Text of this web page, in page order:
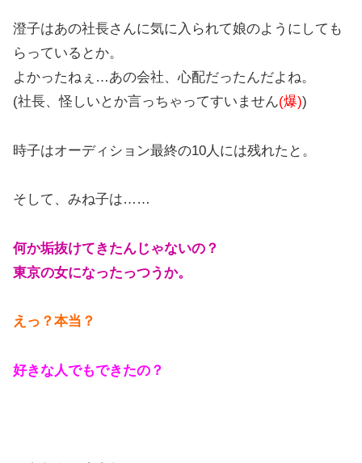
澄子はあの社長さんに気に入られて娘のようにしても
らっているとか。
よかったねぇ…あの会社、心配だったんだよね。
(社長、怪しいとか言っちゃってすいません(爆))
時子はオーディション最終の10人には残れたと。
そして、みね子は……
何か垢抜けてきたんじゃないの？
東京の女になったっつうか。
えっ？本当？
好きな人でもできたの？